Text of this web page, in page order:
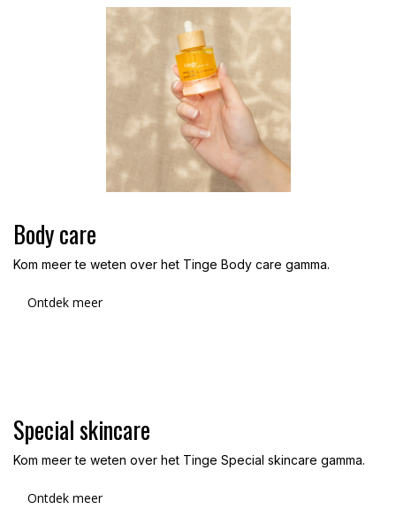
Body care
Kom meer te weten over het Tinge Body care gamma.
Ontdek meer
Special skincare
Kom meer te weten over het Tinge Special skincare gamma.
Ontdek meer